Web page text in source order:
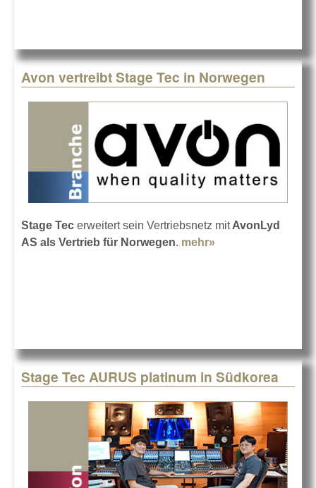
Avon vertreibt Stage Tec in Norwegen
Stage Tec erweitert sein Vertriebsnetz mitAvonLyd
AS als Vertrieb für Norwegen. mehr»
Stage Tec AURUS platinum in Südkorea